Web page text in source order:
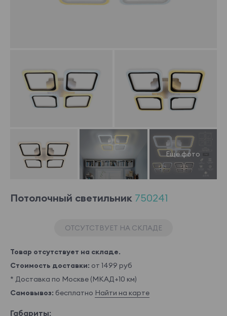
Потолочный светильник 750241
ОТСУТСТВУЕТ НА СКЛАДЕ
Товар отсутствует на складе.
Стоимость доставки: от 1499 руб
* Доставка по Москве (МКАД+10 км)
Самовывоз: бесплатно Найти на карте
Габариты: